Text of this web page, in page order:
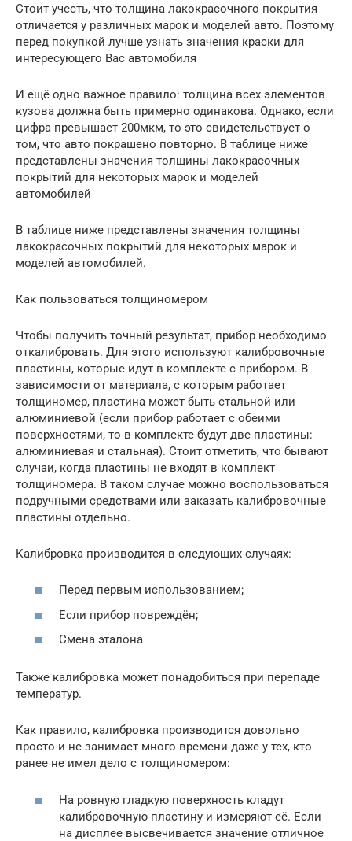
Стоит учесть, что толщина лакокрасочного покрытия
отличается у различных марок и моделей авто. Поэтому
перед покупкой лучше узнать значения краски для
интересующего Вас автомобиля
И ещё одно важное правило: толщина всех элементов
кузова должна быть примерно одинакова. Однако, если
цифра превышает 200мкм, то это свидетельствует о
том, что авто покрашено повторно. В таблице ниже
представлены значения толщины лакокрасочных
покрытий для некоторых марок и моделей
автомобилей
В таблице ниже представлены значения толщины
лакокрасочных покрытий для некоторых марок и
моделей автомобилей.
Как пользоваться толщиномером
Чтобы получить точный результат, прибор необходимо
откалибровать. Для этого используют калибровочные
пластины, которые идут в комплекте с прибором. В
зависимости от материала, с которым работает
толщиномер, пластина может быть стальной или
алюминиевой (если прибор работает с обеими
поверхностями, то в комплекте будут две пластины:
алюминиевая и стальная). Стоит отметить, что бывают
случаи, когда пластины не входят в комплект
толщиномера. В таком случае можно воспользоваться
подручными средствами или заказать калибровочные
пластины отдельно.
Калибровка производится в следующих случаях:
Перед первым использованием;
Если прибор повреждён;
Смена эталона
Также калибровка может понадобиться при перепаде
температур.
Как правило, калибровка производится довольно
просто и не занимает много времени даже у тех, кто
ранее не имел дело с толщиномером:
На ровную гладкую поверхность кладут
калибровочную пластину и измеряют её. Если
на дисплее высвечивается значение отличное